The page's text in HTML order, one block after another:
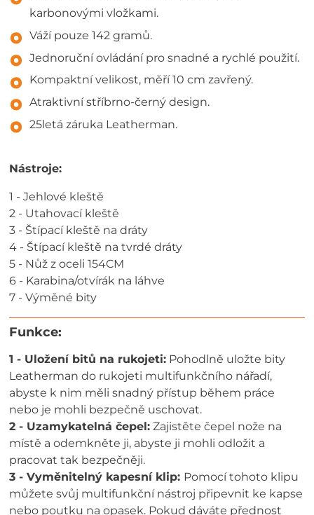
karbonovými vložkami.
Váží pouze 142 gramů.
Jednoruční ovládání pro snadné a rychlé použití.
Kompaktní velikost, měří 10 cm zavřený.
Atraktivní stříbrno-černý design.
25letá záruka Leatherman.
Nástroje:
1 - Jehlové kleště
2 - Utahovací kleště
3 - Štípací kleště na dráty
4 - Štípací kleště na tvrdé dráty
5 - Nůž z oceli 154CM
6 - Karabina/otvírák na láhve
7 - Výměné bity
Funkce:
1 - Uložení bitů na rukojeti: Pohodlně uložte bity
Leatherman do rukojeti multifunkčního nářadí,
abyste k nim měli snadný přístup během práce
nebo je mohli bezpečně uschovat.
2 - Uzamykatelná čepel: Zajistěte čepel nože na
místě a odemkněte ji, abyste ji mohli odložit a
pracovat tak bezpečněji.
3 - Vyměnitelný kapesní klip: Pomocí tohoto klipu
můžete svůj multifunkční nástroj připevnit ke kapse
nebo poutku na opasek. Pokud dáváte přednost